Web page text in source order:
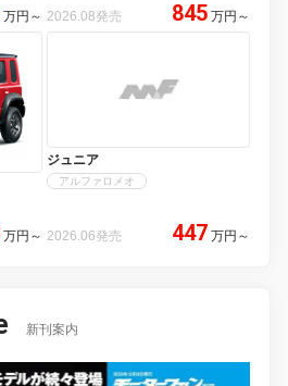
万円 ～ 2026.08発売 845 万円 ～
万円 ～
ジュニア
アルファロメオ
2026.06発売 447 万円 ～
新刊案内